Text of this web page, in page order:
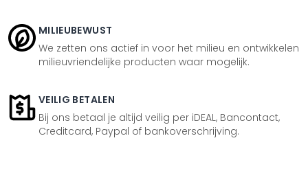
MILIEUBEWUST
We zetten ons actief in voor het milieu en ontwikkelen
milieuvriendelijke producten waar mogelijk.
VEILIG BETALEN
Bij ons betaal je altijd veilig per iDEAL, Bancontact,
Creditcard, Paypal of bankoverschrijving.